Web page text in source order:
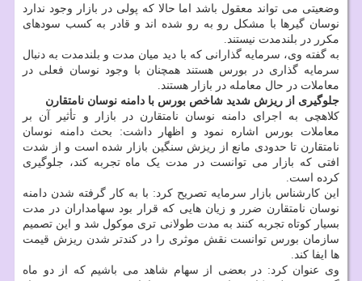
وضعیتی می تواند معقول باشد اما حالا که پولی در بازار وجود ندارد
نوسان گیرها با مشکل رو به رو شده اند و قادر به کسب سودهای
مکرر در بلندمدت نیستند.
به گفته وی، سرمایه گذارانی که با دید میان مدت و بلندمدت به دنبال
سرمایه گذاری در بورس هستند همچنان با وجود نوسان فعلی در
معاملات در حال معامله در بازار هستند.
جلوگیری از ریزش شدید شاخص بورس با دامنه نوسان نامتقارن
کلاهچی به اجرای دامنه نوسان نامتقارن در بازار و تأثیر آن بر
معاملات بورس اشاره نمود و اظهار داشت: بحث دامنه نوسان
نامتقارن تا حدودی مانع از ریزش سنگین بازار شده است و از شدت
افتی که بازار می توانست در مدت یک ماه تجربه کند، جلوگیری
کرده است.
این کارشناس بازار سرمایه تصریح کرد: با به کار گرفته شدن دامنه
نوسان نامتقارن ضرر و زیان هایی که قرار بود سهامداران در مدت
بسیار کوتاه تجربه کنند به مدت طولانی تری موکول شد و این تصمیم
سازمان بورس توانست نقش موثری را در کندتر شدن ریزش قیمت
ها ایفا کند.
وی عنوان کرد: در بعضی از سهام شاهد می باشیم که از دو ماه